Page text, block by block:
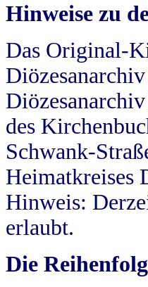
Hinweise zu
Das Original-
des
Schwank-
Heimatkreises
Hinweis:
erlaubt.
Die